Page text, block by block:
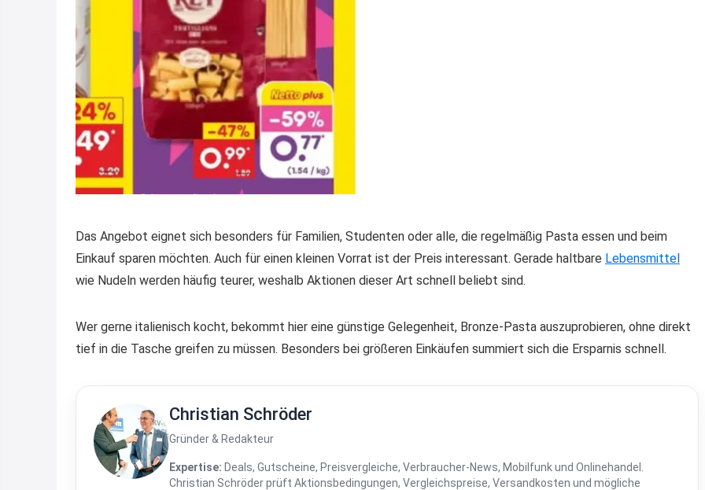
Das Angebot eignet sich besonders für Familien, Studenten oder alle, die regelmäßig Pasta essen und beim
Einkauf sparen möchten. Auch für einen kleinen Vorrat ist der Preis interessant. Gerade haltbare Lebensmittel
wie Nudeln werden häufig teurer, weshalb Aktionen dieser Art schnell beliebt sind.
Wer gerne italienisch kocht, bekommt hier eine günstige Gelegenheit, Bronze-Pasta auszuprobieren, ohne direkt
tief in die Tasche greifen zu müssen. Besonders bei größeren Einkäufen summiert sich die Ersparnis schnell.
Christian Schröder
Gründer & Redakteur
Expertise: Deals, Gutscheine, Preisvergleiche, Verbraucher-News, Mobilfunk und Onlinehandel.
Christian Schröder prüft Aktionsbedingungen, Vergleichspreise, Versandkosten und mögliche